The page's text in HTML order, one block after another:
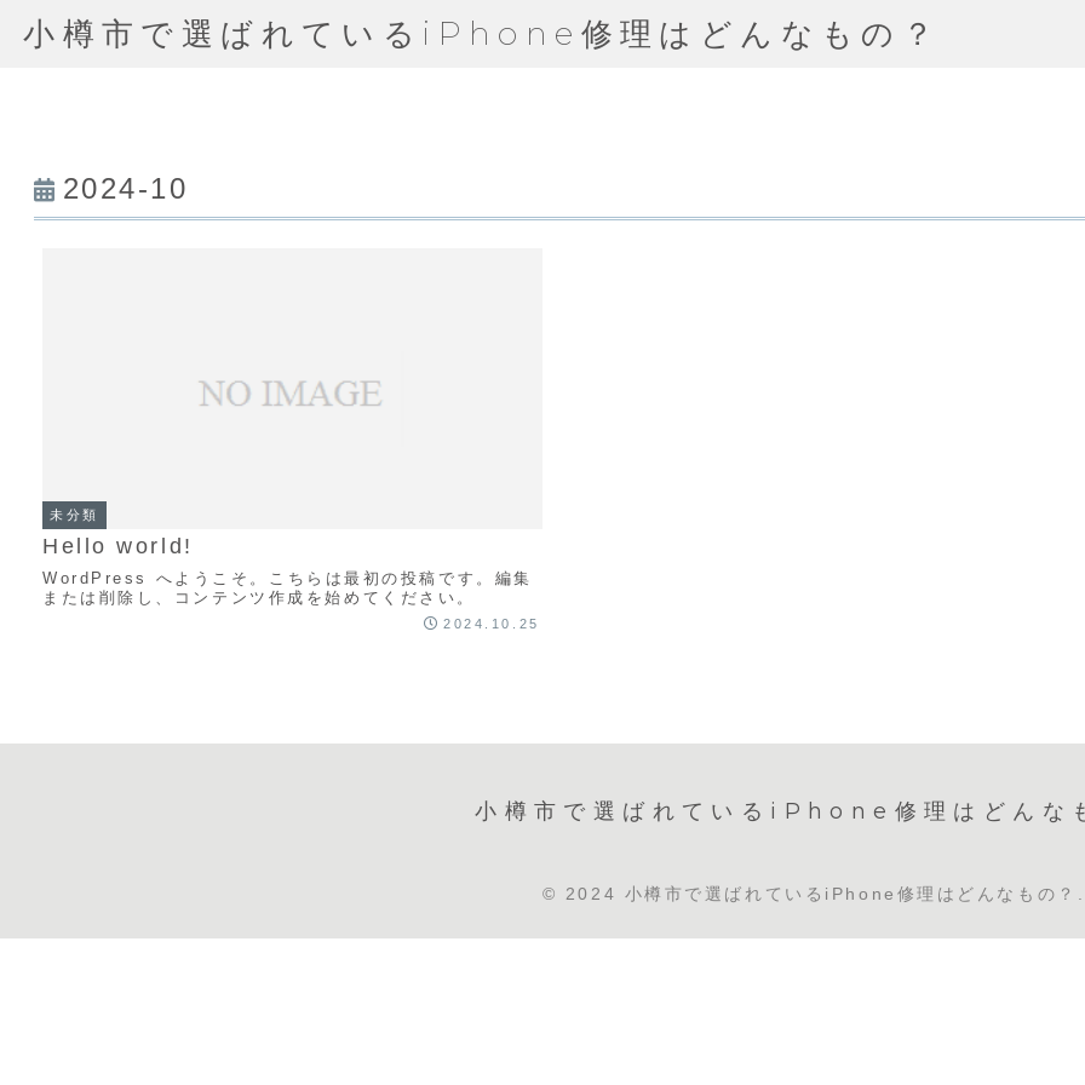
小樽市で選ばれているiPhone修理はどんなもの？
2024-10
未分類
Hello world!
WordPress へようこそ。こちらは最初の投稿です。編集
または削除し、コンテンツ作成を始めてください。
2024.10.25
小樽市で選ばれているiPhone修理はどんな
© 2024 小樽市で選ばれているiPhone修理はどんなもの？.